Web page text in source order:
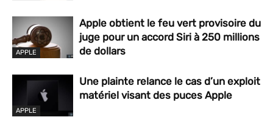
APPLE
Apple obtient le feu vert provisoire du
juge pour un accord Siri à 250 millions
de dollars
APPLE
Une plainte relance le cas d’un exploit
matériel visant des puces Apple